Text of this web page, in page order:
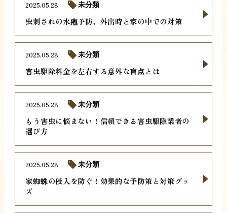
虫刺されの水疱予防、外出時と家の中での対策
2025.05.28 未分類
害虫駆除料金を左右する意外な盲点とは
2025.05.28 未分類
もう害虫に悩まない！信頼できる害虫駆除業者の
選び方
2025.05.28 未分類
家蜘蛛の侵入を防ぐ！効果的な予防策と対策グッ
ズ
2025.05.28 未分類